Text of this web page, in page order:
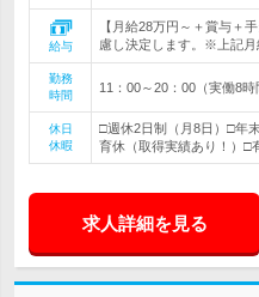
給与
【月給28万円～＋賞与＋
慮し決定します。※上記月
勤務
時間
11：00～20：00（実働8時
休日
休暇
□週休2日制（月8日）□年
育休（取得実績あり！）□
求人詳細を見る